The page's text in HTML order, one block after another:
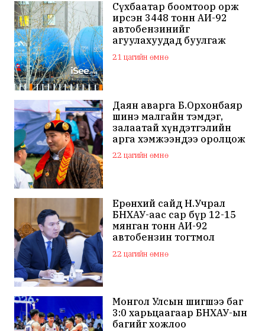
Сүхбаатар боомтоор орж
ирсэн 3448 тонн АИ-92
автобензинийг
агуулахуудад буулгаж
байна
21 цагийн өмнө
Даян аварга Б.Орхонбаяр
шинэ малгайн тэмдэг,
залаатай хүндэтгэлийн
арга хэмжээндээ оролцож
байна
22 цагийн өмнө
Ерөнхий сайд Н.Учрал
БНХАУ-аас сар бүр 12-15
мянган тонн АИ-92
автобензин тогтмол
нийлүүлэх хүсэлт тавилаа
22 цагийн өмнө
Монгол Улсын шигшээ баг
3:0 харьцаагаар БНХАУ-ын
багийг хожлоо